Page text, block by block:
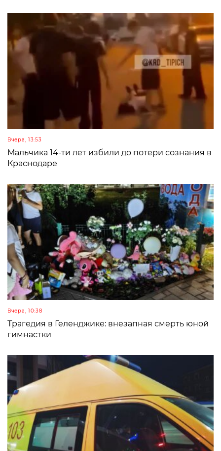
Вчера, 13:53
Мальчика 14-ти лет избили до потери сознания в
Краснодаре
Вчера, 10:38
Трагедия в Геленджике: внезапная смерть юной
гимнастки